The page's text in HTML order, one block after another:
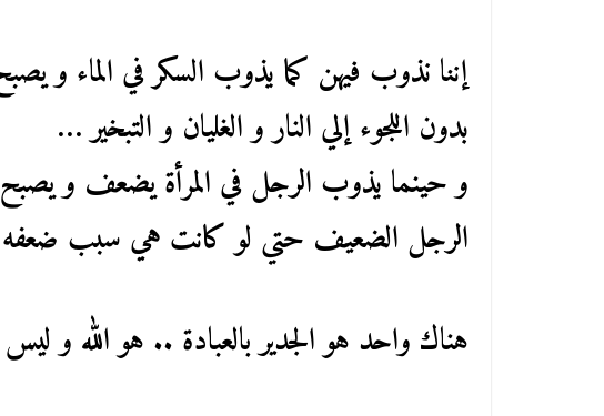
إننا نذوب فيهن كما يذوب السكر في الماء و
بدون اللجوء إلي النار و الغليان و التبخير …
و حينما يذوب الرجل في المرأة يضعف و
الرجل الضعيف حتي لو كانت هي سبب
هناك واحد هو الجدير بالعبادة .. هو الله و ليس